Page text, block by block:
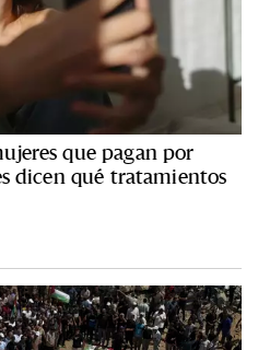
que pagan por
dicen qué tratamientos